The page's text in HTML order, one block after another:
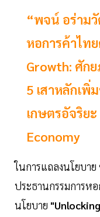
“พจน์ อร่าม
หอการค้าไท
Growth: ศัก
5 เสาหลักเ
เกษตรอัจริย
Economy
ในการแถลงนโยบาย
ประธานกรรมการห
นโยบาย